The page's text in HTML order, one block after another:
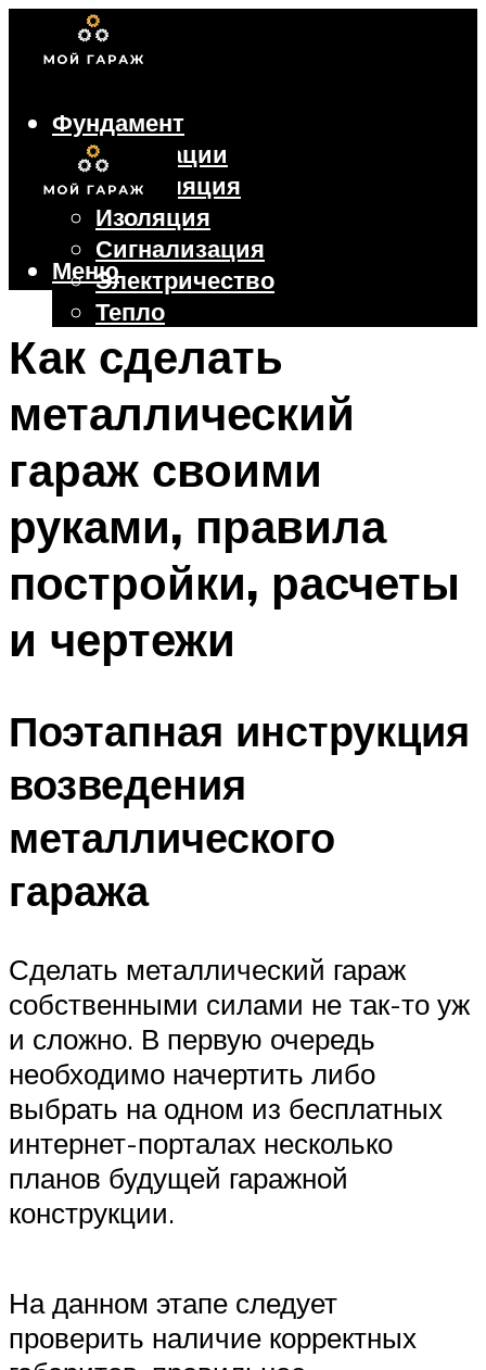
Фундамент
Коммуникации
Вентиляция
Изоляция
Сигнализация
Электричество
Тепло
Крыша
Ворота
Меню
Как сделать
металлический
гараж своими
руками, правила
постройки, расчеты
и чертежи
Поэтапная инструкция
возведения
металлического
гаража
Сделать металлический гараж
собственными силами не так-то уж
и сложно. В первую очередь
необходимо начертить либо
выбрать на одном из бесплатных
интернет-порталах несколько
планов будущей гаражной
конструкции.
На данном этапе следует
проверить наличие корректных